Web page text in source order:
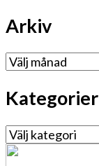
Arkiv
Arkiv
Kategorier
Kategorier